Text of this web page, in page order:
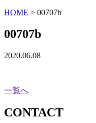
HOME > 00707b
00707b
2020.06.08
一覧へ
CONTACT